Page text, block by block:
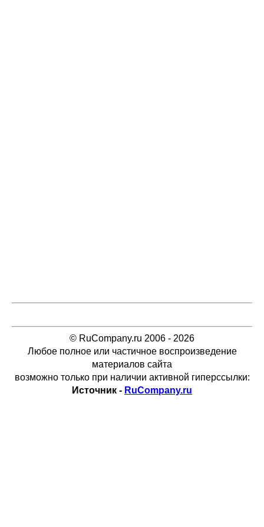
© RuCompany.ru 2006 - 2026
Любое полное или частичное воспроизведение
материалов сайта
возможно только при наличии активной гиперссылки:
Источник - RuCompany.ru